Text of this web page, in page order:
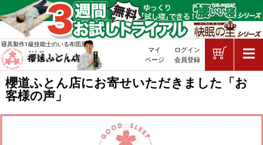
櫻道ふとん店にお寄せいただきました「お
客様の声」
敷布団・掛け布団・羽毛布団・マ
寝具製作1級技能士のいる布団屋
マイ
ページ
ログイン
会員登録